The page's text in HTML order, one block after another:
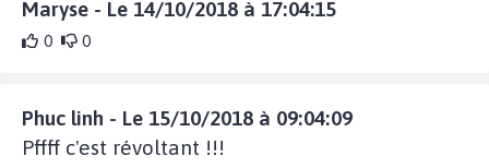
Maryse - Le 14/10/2018 à 17:04:15
0 0
Phuc linh - Le 15/10/2018 à 09:04:09
Pffff c'est révoltant !!!